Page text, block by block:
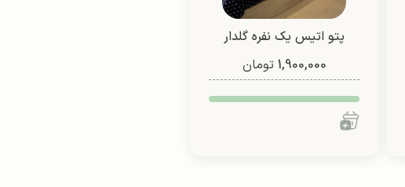
پتو اتیس یک نفره گلدار
(طرح 2)
1,900,000 تومان